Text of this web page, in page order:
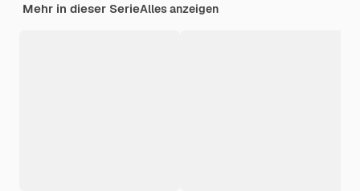
Mehr in dieser SerieAlles anzeigen